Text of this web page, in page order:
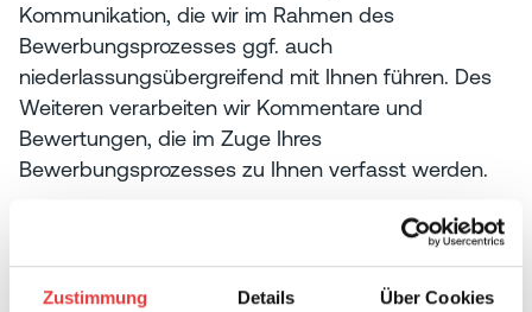
Zustimmung Details Über Cookies
Kommunikation, die wir im Rahmen des
Bewerbungsprozesses ggf. auch
niederlassungsübergreifend mit Ihnen führen. Des
Weiteren verarbeiten wir Kommentare und
Bewertungen, die im Zuge Ihres
Bewerbungsprozesses zu Ihnen verfasst werden.
Datenerhebung